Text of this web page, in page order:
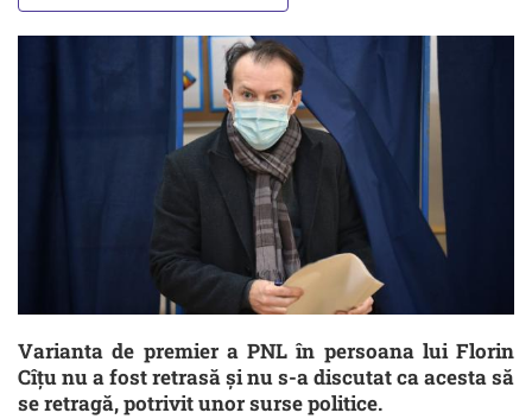
Varianta de premier a PNL în persoana lui Florin
Cîţu nu a fost retrasă şi nu s-a discutat ca acesta să
se retragă, potrivit unor surse politice.